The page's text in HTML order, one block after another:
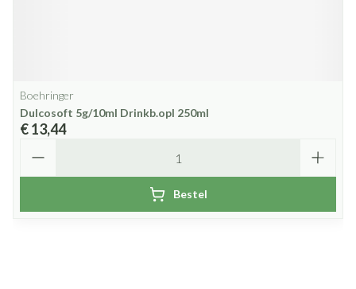
Boehringer
Dulcosoft 5g/10ml Drinkb.opl 250ml
€ 13,44
Bestel